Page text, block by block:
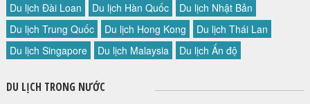
PROFILE EN
THƯ KHEN VIETLUXTOUR
HỘP THƯ GÓP Ý
PROFILE HƯỚNG DẪN VIÊN
Du lịch Đài Loan Du lịch Hàn Quốc
Du lịch Nhật Bản
Du lịch Trung Quốc
Du lịch Hong Kong
Du lịch Thái Lan
Du lịch Singapore
Du lịch Malaysia Du lịch Ấn độ
DU LỊCH TRONG NƯỚC